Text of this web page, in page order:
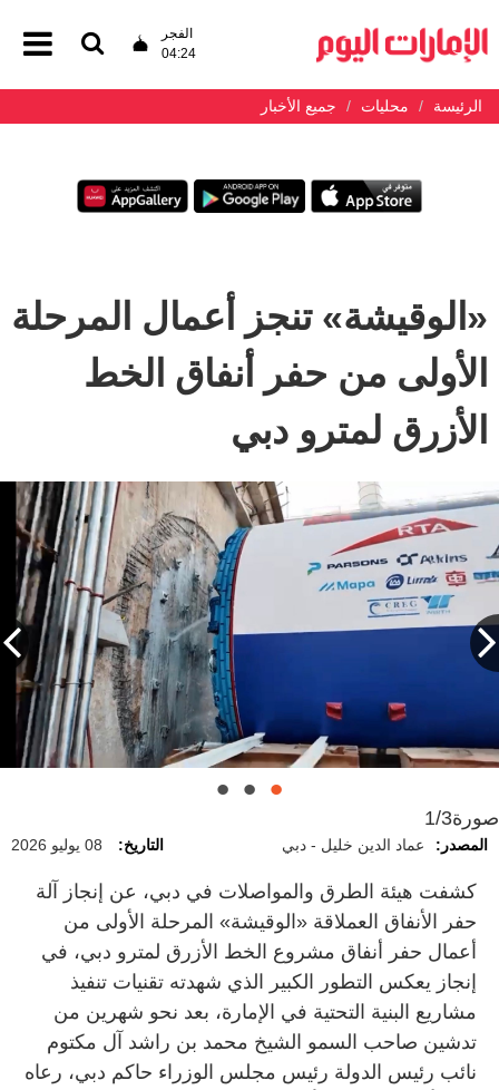
الفجر
04:24
الرئيسة محليات جميع الأخبار
«الوقيشة» تنجز أعمال المرحلة
الأولى من حفر أنفاق الخط
الأزرق لمترو دبي
صورة1/3
المصدر: عماد الدين خليل - دبي التاريخ: 08 يوليو 2026
كشفت هيئة الطرق والمواصلات في دبي، عن إنجاز آلة
حفر الأنفاق العملاقة «الوقيشة» المرحلة الأولى من
أعمال حفر أنفاق مشروع الخط الأزرق لمترو دبي، في
إنجاز يعكس التطور الكبير الذي شهدته تقنيات تنفيذ
مشاريع البنية التحتية في الإمارة، بعد نحو شهرين من
تدشين صاحب السمو الشيخ محمد بن راشد آل مكتوم
نائب رئيس الدولة رئيس مجلس الوزراء حاكم دبي، رعاه